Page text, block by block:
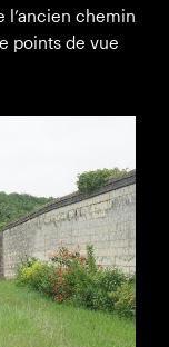
l’ancien chemin
points de vue